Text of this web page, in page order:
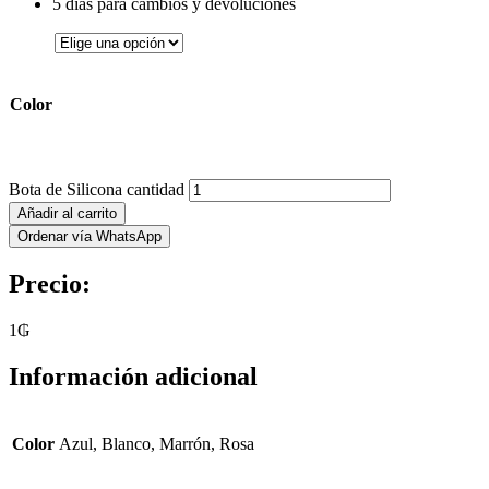
Color
Bota de Silicona cantidad
Añadir al carrito
Ordenar vía WhatsApp
Precio:
1₲
Información adicional
Color Azul, Blanco, Marrón, Rosa